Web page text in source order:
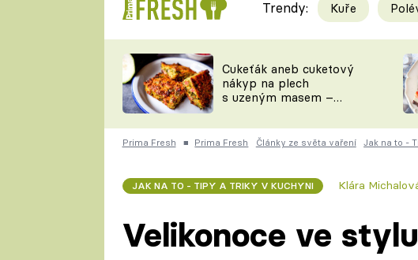
Videorecepty
TEĎ VAŘÍ ŠÉF!
ČESKO NA TALÍŘI
DOMÁCÍ
KUCHAŘKA
Trendy: Kuře
Cukeťák aneb cuketový
nákyp na plech
s uzeným masem –
zpracovat přerostlé
cukety
Prima Fresh ■ Prima Fresh Články ze světa vaření Jak na to -
JAK NA TO - TIPY A TRIKY V KUCHYNI Klára
Velikonoce ve